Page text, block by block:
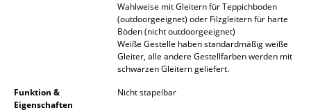
Outdoor-Leuchten
Betten
Wahlweise mit Gleitern für Teppichboden
(outdoorgeeignet) oder Filzgleitern für harte
Böden (nicht outdoorgeeignet)
Weiße Gestelle haben standardmäßig weiße
Gleiter, alle andere Gestellfarben werden mit
schwarzen Gleitern geliefert.
Funktion &
Eigenschaften
Nicht stapelbar